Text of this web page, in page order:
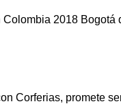
2018
Corferias, promete